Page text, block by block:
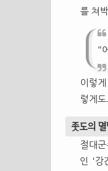
를 쳐
"
이렇
렇게
좃도의
절대
인 '강